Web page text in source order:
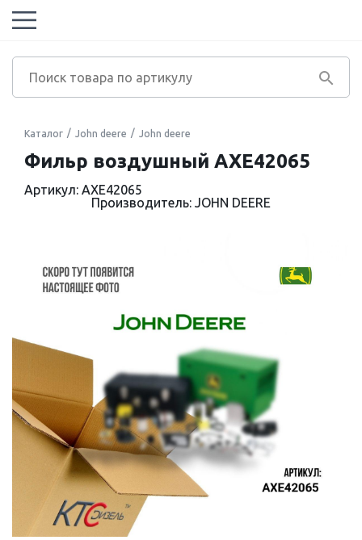
Каталог John deere John deere
Фильр воздушный AXE42065
Артикул: AXE42065
Производитель: JOHN DEERE